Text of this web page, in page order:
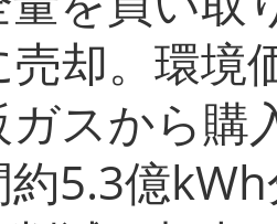
売却。環境
スから購
5.3億